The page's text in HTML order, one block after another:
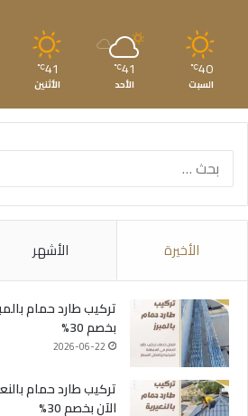
40
℃
السبت
41
℃
الأحد
41
℃
الأثنين
الأخيرة الأشهر
بخصم 30%
2026-06-22
الآن بخصم 30%